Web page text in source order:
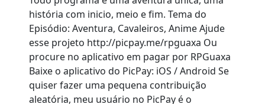
história com inicio, meio e fim. Tema do
Episódio: Aventura, Cavaleiros, Anime Ajude
esse projeto http://picpay.me/rpguaxa Ou
procure no aplicativo em pagar por RPGuaxa
Baixe o aplicativo do PicPay: iOS / Android Se
quiser fazer uma pequena contribuição
aleatória, meu usuário no PicPay é o